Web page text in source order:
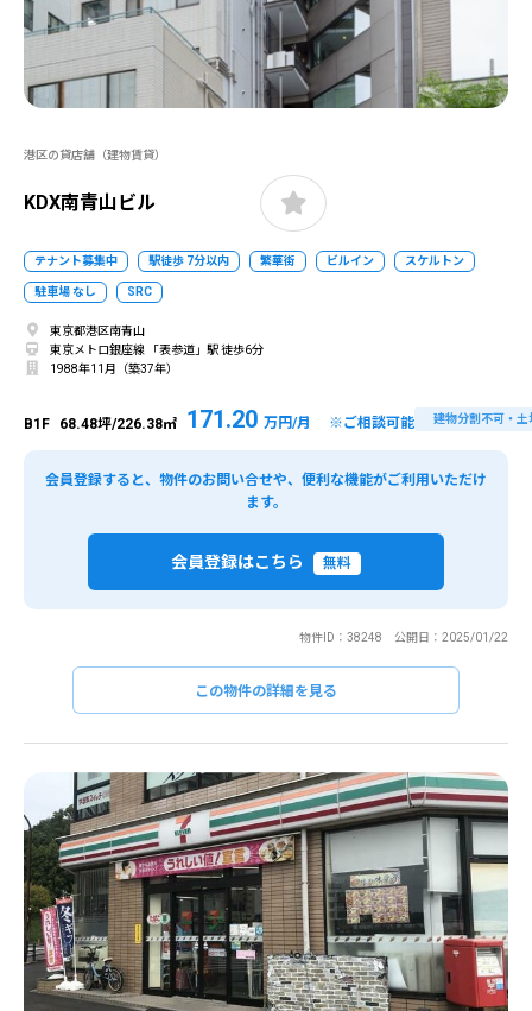
港区の貸店舗（建物賃貸）
KDX南青山ビル
テナント募集中 駅徒歩 7分以内 繁華街 ビルイン スケルトン
駐車場 なし SRC
東京都港区南青山
東京メトロ銀座線 「表参道」駅 徒歩6分
1988年11月（築37年）
B1F 68.48坪/226.38㎡ 171.20 万円/月 ※ご相談可能 建物分割不可・土
会員登録すると、物件のお問い合せや、便利な機能がご利用いただけ
ます。
会員登録はこちら 無料
物件ID：38248 公開日：2025/01/22
この物件の詳細を見る